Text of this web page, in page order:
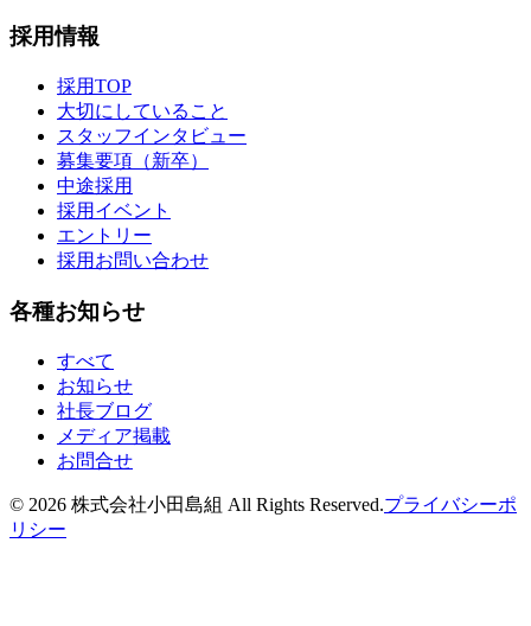
採用情報
採用TOP
大切にしていること
スタッフインタビュー
募集要項（新卒）
中途採用
採用イベント
エントリー
採用お問い合わせ
各種お知らせ
すべて
お知らせ
社長ブログ
メディア掲載
お問合せ
© 2026 株式会社小田島組 All Rights Reserved.プライバシーポ
リシー